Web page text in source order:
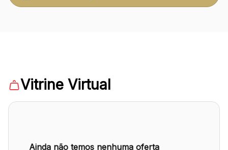
Comodidades Eventos
Vitrine Virtual
Ainda não temos nenhuma oferta